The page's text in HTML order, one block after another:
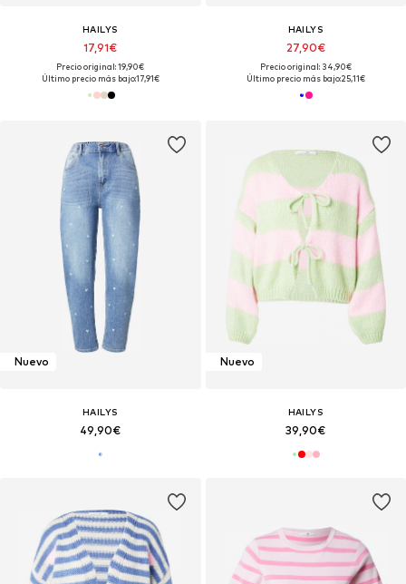
HAILYS
17,91€
Precio original: 19,90€
Último precio más bajo:17,91€
HAILYS
27,90€
Precio original: 34,90€
Último precio más bajo:25,11€
Nuevo
HAILYS
49,90€
Nuevo
HAILYS
39,90€